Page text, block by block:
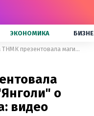
ЭКОНОМИКА
Группа ТНМК презентовала магический клип "Янголи" о борьбе добра и зла: видео
о
видео